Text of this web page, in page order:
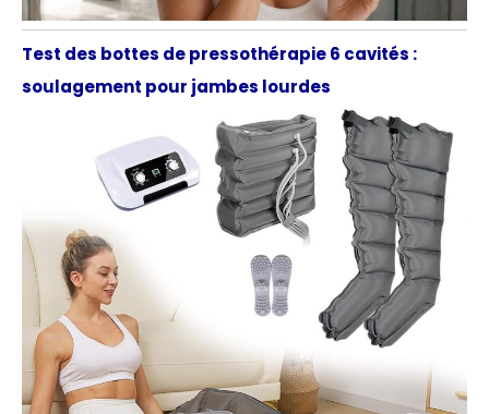
Test des bottes de pressothérapie 6 cavités :
soulagement pour jambes lourdes